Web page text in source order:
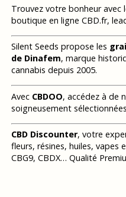
Trouvez votre bonheur avec
boutique en ligne CBD.fr,
Silent Seeds propose les
de Dinafem, marque
cannabis depuis 2005.
Avec CBDOO, accédez à de
soigneusement
CBD Discounter, votre
fleurs, résines, huiles, vapes
CBG9, CBDX… Qualité